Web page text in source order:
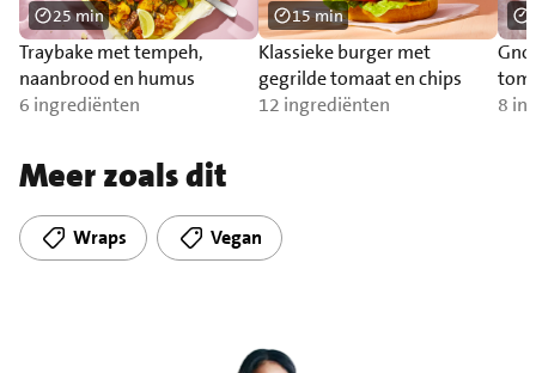
Traybake met tempeh,
naanbrood en humus
6 ingrediënten
25 min
Klassieke burger met
gegrilde tomaat en chips
12 ingrediënten
15 min
zalm
8
Meer zoals dit
Wraps Vegan